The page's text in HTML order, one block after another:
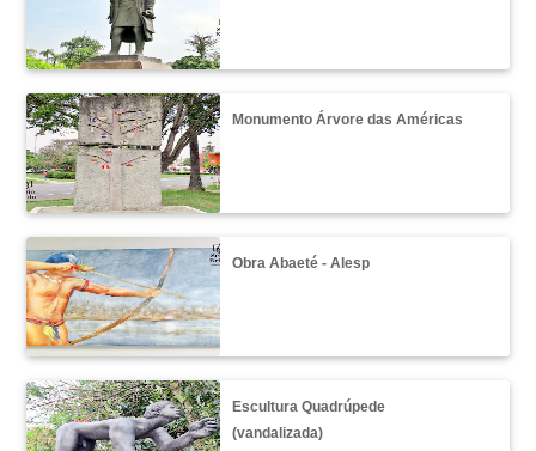
Monumento Árvore das Américas
Obra Abaeté - Alesp
Escultura Quadrúpede
(vandalizada)